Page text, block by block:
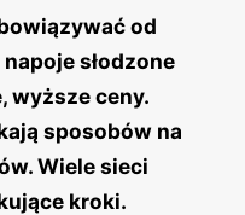
od
słodzone
wyższe ceny.
sposobów na
Wiele sieci
kroki.